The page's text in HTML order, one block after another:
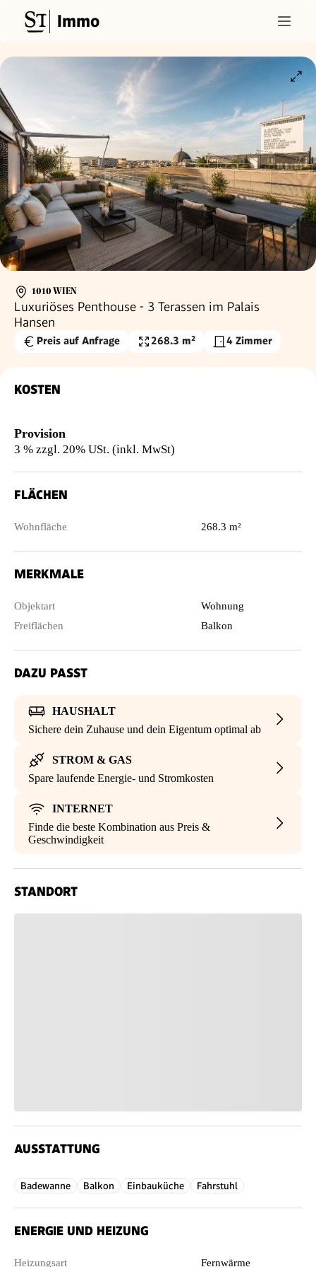
Immo
1010 WIEN
Luxuriöses Penthouse - 3 Terassen im Palais
Hansen
Preis auf Anfrage Wohnfläche
268.3 m² 4 Zimmer
KOSTEN
Provision
3 % zzgl. 20% USt. (inkl. MwSt)
FLÄCHEN
Wohnfläche 268.3 m²
MERKMALE
Objektart
Wohnung
Freiflächen
Balkon
DAZU PASST
HAUSHALT
Sichere dein Zuhause und dein Eigentum optimal ab
STROM & GAS
Spare laufende Energie- und Stromkosten
INTERNET
Finde die beste Kombination aus Preis &
Geschwindigkeit
STANDORT
AUSSTATTUNG
Badewanne Balkon Einbauküche Fahrstuhl
ENERGIE UND HEIZUNG
Heizungsart Fernwärme